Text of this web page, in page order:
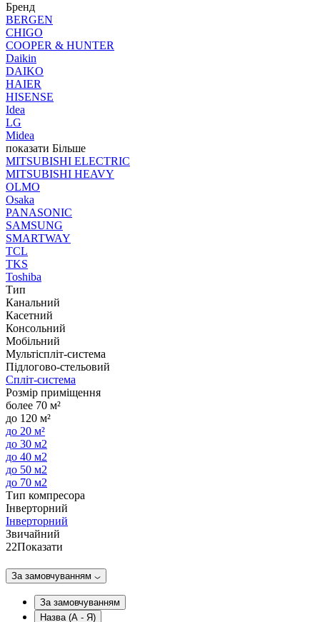
Бренд
BERGEN
CHIGO
COOPER & HUNTER
Daikin
DAIKO
HAIER
HISENSE
Idea
LG
Midea
показати Більше
MITSUBISHI ELECTRIC
MITSUBISHI HEAVY
OLMO
Osaka
PANASONIC
SAMSUNG
SMARTWAY
TCL
TKS
Toshiba
Тип
Канальний
Касетний
Консольний
Мобільний
Мультіспліт-система
Підлогово-стельовий
Спліт-система
Розмір приміщення
более 70 м²
до 120 м²
до 20 м²
до 30 м2
до 40 м2
до 50 м2
до 70 м2
Тип компресора
Інверторний
Інверторний
Звичайний
22Показати
За замовчуванням
За замовчуванням
Назва (А - Я)